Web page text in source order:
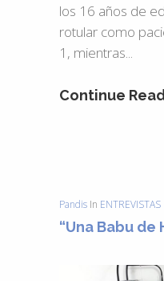
los 16 años de
rotular como
1, mientras...
Continue
Pandis In ENTREVISTAS
“Una Babu de